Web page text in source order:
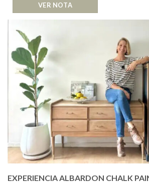
VER NOTA
EXPERIENCIA ALBARDON CHALK